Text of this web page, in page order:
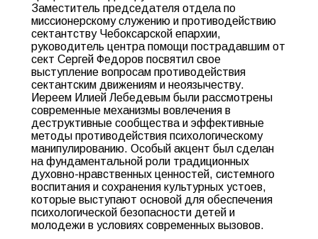
Заместитель председателя отдела по
миссионерскому служению и противодействию
сектантству Чебоксарской епархии,
руководитель центра помощи пострадавшим от
сект Сергей Федоров посвятил свое
выступление вопросам противодействия
сектантским движениям и неоязычеству.
Иереем Илией Лебедевым были рассмотрены
современные механизмы вовлечения в
деструктивные сообщества и эффективные
методы противодействия психологическому
манипулированию. Особый акцент был сделан
на фундаментальной роли традиционных
духовно-нравственных ценностей, системного
воспитания и сохранения культурных устоев,
которые выступают основой для обеспечения
психологической безопасности детей и
молодежи в условиях современных вызовов.